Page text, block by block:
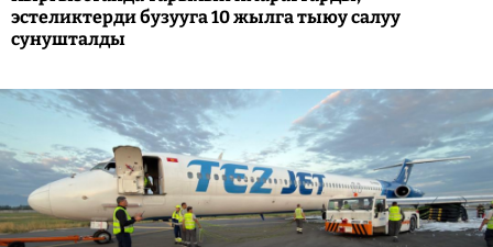
эстеликтерди бузууга 10 жылга тыюу салуу
сунушталды